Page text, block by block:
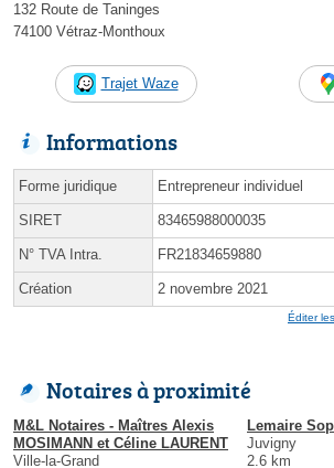
132 Route de Taninges
74100 Vétraz-Monthoux
Trajet Waze
Informations
Forme juridique Entrepreneur individuel
SIRET 83465988000035
N° TVA Intra. FR21834659880
Création 2 novembre 2021
Éditer
Notaires à proximité
M&L Notaires - Maîtres Alexis
MOSIMANN et Céline LAURENT
Ville-la-Grand
Lemaire
Juvigny
2.6 km